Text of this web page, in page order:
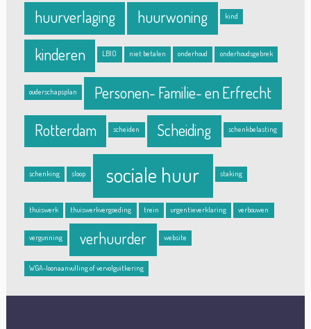
huurverlaging huurwoning kind
kinderen LBIO niet betalen onderhoud onderhoudsgebrek
ouderschapsplan Personen- Familie- en Erfrecht
Rotterdam scheiden Scheiding schenkbelasting
schenking sloop sociale huur staking
thuiswerk thuiswerkvergoeding trein urgentieverklaring verbouwen
vergunning verhuurder website
WGA-loonaanvulling of vervolguitkering